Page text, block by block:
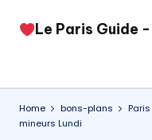
Skip
​Le Paris Guide
Home bons-plans
mineurs Lundi